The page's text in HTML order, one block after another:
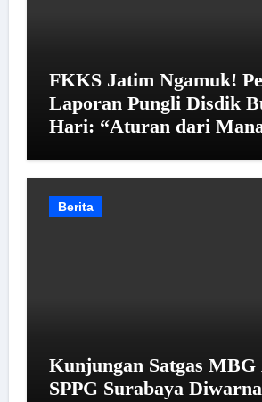
FKKS Jatim Ngamuk!
Laporan Pungli Disdik
Hari: “Aturan dari
Berita
Kunjungan Satgas MBG
SPPG Surabaya